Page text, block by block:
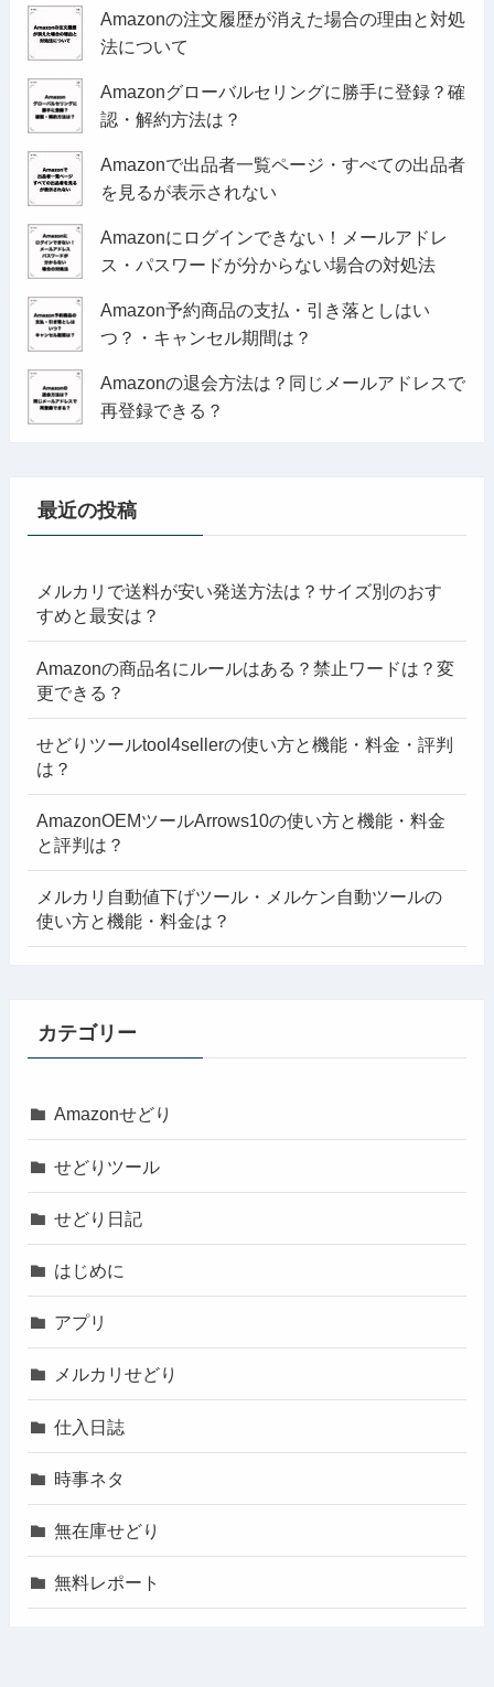
Amazonの注文履歴が消えた場合の理由と対処
法について
Amazonグローバルセリングに勝手に登録？確
認・解約方法は？
Amazonで出品者一覧ページ・すべての出品者
を見るが表示されない
Amazonにログインできない！メールアドレ
ス・パスワードが分からない場合の対処法
Amazon予約商品の支払・引き落としはい
つ？・キャンセル期間は？
Amazonの退会方法は？同じメールアドレスで
再登録できる？
最近の投稿
メルカリで送料が安い発送方法は？サイズ別のおす
すめと最安は？
Amazonの商品名にルールはある？禁止ワードは？変
更できる？
せどりツールtool4sellerの使い方と機能・料金・評判
は？
AmazonOEMツールArrows10の使い方と機能・料金
と評判は？
メルカリ自動値下げツール・メルケン自動ツールの
使い方と機能・料金は？
カテゴリー
Amazonせどり
せどりツール
せどり日記
はじめに
アプリ
メルカリせどり
仕入日誌
時事ネタ
無在庫せどり
無料レポート